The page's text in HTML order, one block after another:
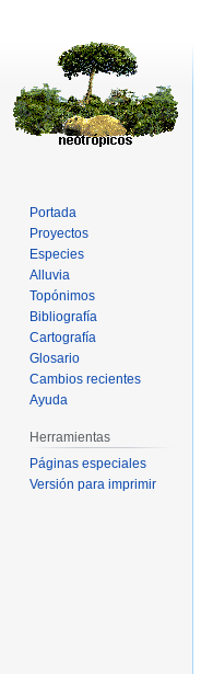
Portada
Proyectos
Especies
Alluvia
Topónimos
Bibliografía
Cartografía
Glosario
Cambios recientes
Ayuda
Herramientas
Páginas especiales
Versión para imprimir